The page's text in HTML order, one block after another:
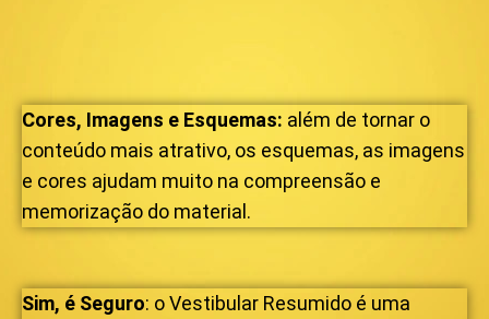
Cores, Imagens e Esquemas: além de tornar o
conteúdo mais atrativo, os esquemas, as imagens
e cores ajudam muito na compreensão e
memorização do material.
Sim, é Seguro: o Vestibular Resumido é uma